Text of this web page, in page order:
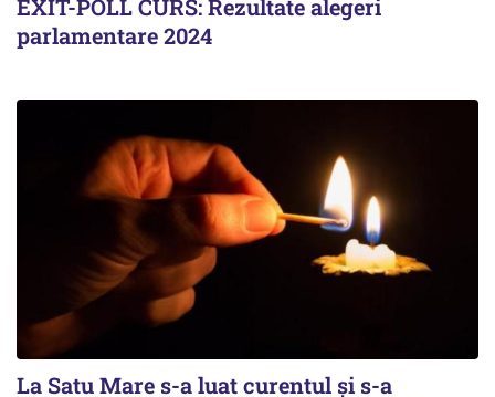
EXIT-POLL CURS: Rezultate alegeri
parlamentare 2024
La Satu Mare s-a luat curentul și s-a